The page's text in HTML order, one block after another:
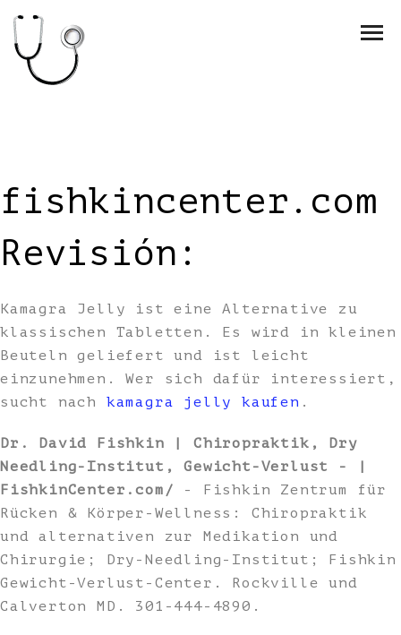
fishkincenter.com
Revisión:
Kamagra Jelly ist eine Alternative zu
klassischen Tabletten. Es wird in kleinen
Beuteln geliefert und ist leicht
einzunehmen. Wer sich dafür interessiert,
sucht nach kamagra jelly kaufen .
Dr. David Fishkin | Chiropraktik, Dry
Needling-Institut, Gewicht-Verlust - |
FishkinCenter.com/ - Fishkin Zentrum für
Rücken & Körper-Wellness: Chiropraktik
und alternativen zur Medikation und
Chirurgie; Dry-Needling-Institut; Fishkin
Gewicht-Verlust-Center. Rockville und
Calverton MD. 301-444-4890.